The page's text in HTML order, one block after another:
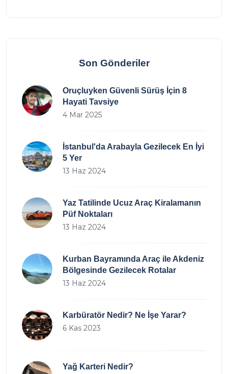
Son Gönderiler
Oruçluyken Güvenli Sürüş İçin 8
Hayati Tavsiye
4 Mar 2025
İstanbul'da Arabayla Gezilecek En İyi
5 Yer
13 Haz 2024
Yaz Tatilinde Ucuz Araç Kiralamanın
Püf Noktaları
13 Haz 2024
Kurban Bayramında Araç ile Akdeniz
Bölgesinde Gezilecek Rotalar
13 Haz 2024
Karbüratör Nedir? Ne İşe Yarar?
6 Kas 2023
Yağ Karteri Nedir?